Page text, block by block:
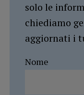
solo le
chiediamo
aggiornati i
Nome